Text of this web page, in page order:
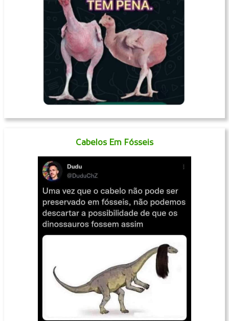
Cabelos Em Fósseis